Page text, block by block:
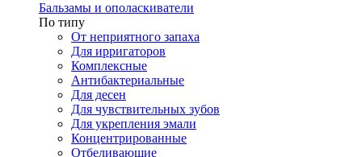
Бальзамы и ополаскиватели
По типу
От неприятного запаха
Для ирригаторов
Комплексные
Антибактериальные
Для десен
Для чувствительных зубов
Для укрепления эмали
Концентрированные
Отбеливающие